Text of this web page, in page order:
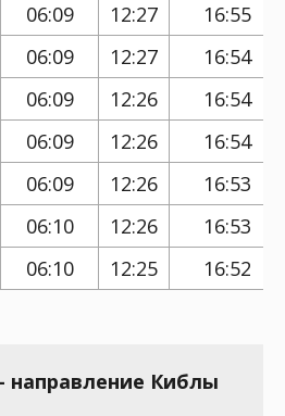
06:09 12:27
16:55
06:09 12:27
16:54
06:09 12:26
16:54
06:09 12:26
16:54
06:09 12:26
16:53
06:10 12:26
16:53
06:10 12:25 16:52
направление Киблы